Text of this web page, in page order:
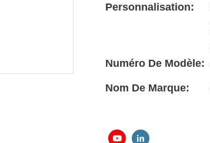
Personnalisation:
Numéro De Modèle:
Nom De Marque: